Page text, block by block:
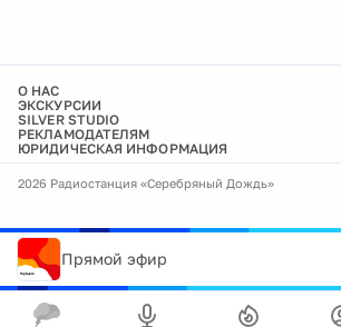
О НАС
ЭКСКУРСИИ
SILVER STUDIO
РЕКЛАМОДАТЕЛЯМ
ЮРИДИЧЕСКАЯ ИНФОРМАЦИЯ
2026 Радиостанция «Серебряный Дождь»
Прямой эфир